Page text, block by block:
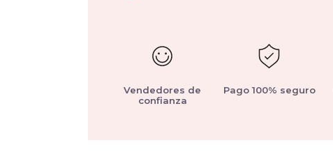
Vendedores de
confianza
Pago 100% seguro